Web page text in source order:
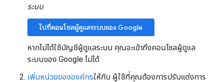
ระบบ
ไปที่คอนโซลผู้ดูแลระบบของ Google
หากไม่ได้ใช้บัญชีผู้ดูแลระบบ คุณจะเข้าถึงคอนโซลผู้ดูแล
ระบบของ Google ไม่ได้
เพิ่มหน่วยขององค์กรให้กับ ผู้ใช้ที่คุณต้องการปรับแต่งการ